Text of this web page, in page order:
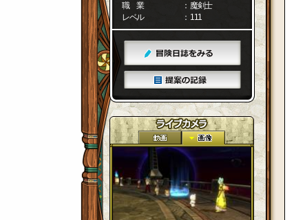
職 業
： 魔剣士
レベル
： 111